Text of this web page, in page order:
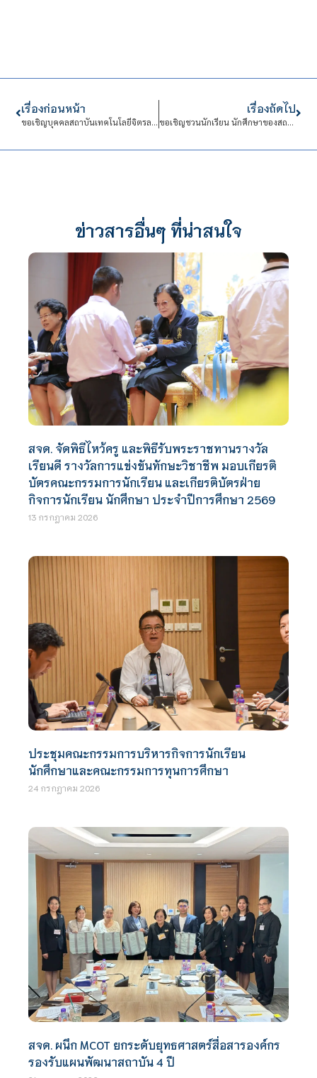
เรื่องก่อนหน้า
ขอเชิญบุคคลสถาบันเทคโนโลยีจิตรลดา เข้าร่วมรับฟังบรรยาย ในหัวข้อ “Cyber Security การป้องกันภัยคุกคามทางไซเบอร์ในองค์กร”
เรื่องถัดไป
ขอเชิญชวนนักเรียน นักศึกษาของสถาบันฯ ร่วมกิจกรรม “3D Modeling Summer Camp” รุ่นที่ 4 ปิดเทอมนี้มาสนุกกับการทำโมเดล 3 มิติกันเถอะ
ข่าวสารอื่นๆ ที่น่าสนใจ
สจด. จัดพิธีไหว้ครู และพิธีรับพระราชทานรางวัล
เรียนดี รางวัลการแข่งขันทักษะวิชาชีพ มอบเกียรติ
บัตรคณะกรรมการนักเรียน และเกียรติบัตรฝ่าย
กิจการนักเรียน นักศึกษา ประจำปีการศึกษา 2569
13 กรกฎาคม 2026
ประชุมคณะกรรมการบริหารกิจการนักเรียน
นักศึกษาและคณะกรรมการทุนการศึกษา
24 กรกฎาคม 2026
สจด. ผนึก MCOT ยกระดับยุทธศาสตร์สื่อสารองค์กร
รองรับแผนพัฒนาสถาบัน 4 ปี